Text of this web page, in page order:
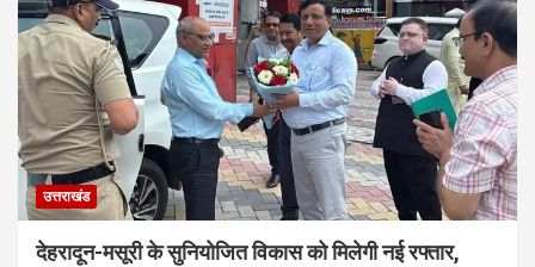
उत्तराखंड
देहरादून-मसूरी के सुनियोजित विकास को मिलेगी नई रफ्तार,